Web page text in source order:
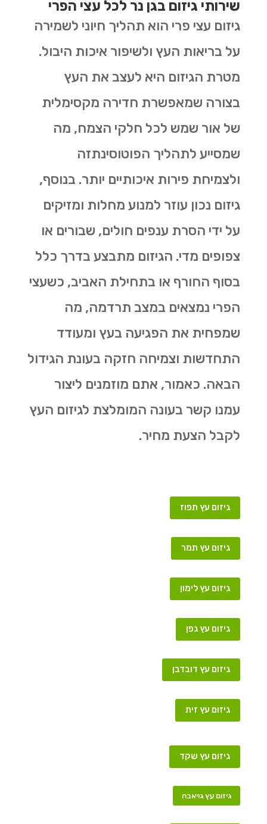
שירותי גיזום בגן נר לכל עצי הפרי
גיזום עצי פרי הוא תהליך חיוני לשמירה
על בריאות העץ ולשיפור איכות היבול.
מטרת הגיזום היא לעצב את העץ
בצורה שמאפשרת חדירה מקסימלית
של אור שמש לכל חלקי הצמח, מה
שמסייע לתהליך הפוטוסינתזה
ולצמיחת פירות איכותיים יותר. בנוסף,
גיזום נכון עוזר למנוע מחלות ומזיקים
על ידי הסרת ענפים חולים, שבורים או
צפופים מדי. הגיזום מתבצע בדרך כלל
בסוף החורף או בתחילת האביב, כשעצי
הפרי נמצאים במצב תרדמה, מה
שמפחית את הפגיעה בעץ ומעודד
התחדשות וצמיחה חזקה בעונת הגידול
הבאה. כאמור, אתם מוזמנים ליצור
עמנו קשר בעונה המומלצת לגיזום העץ
לקבל הצעת מחיר.
גיזום עץ תפוז
גיזום עץ תמר
גיזום עץ לימון
גיזום עץ גפן
גיזום עץ דובדבן
גיזום עץ זית
גיזום עץ שקד
גיזום עץ גויאבה